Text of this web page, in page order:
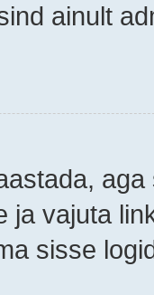
ainult
ja vajuta
sisse